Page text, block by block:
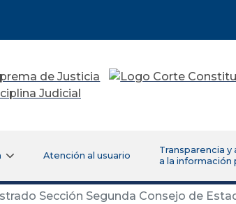
Atención al usuario
Transparencia y
a la información
Sección Segunda Consejo de